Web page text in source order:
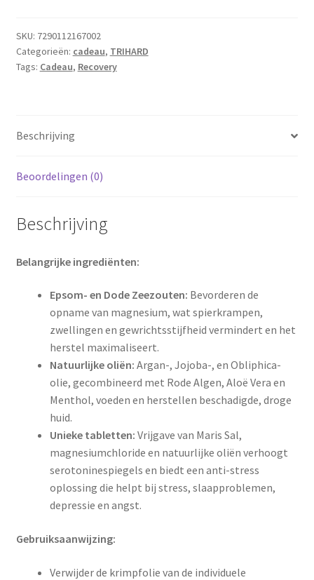
SKU: 7290112167002
Categorieën: cadeau, TRIHARD
Tags: Cadeau, Recovery
Beschrijving
Beoordelingen (0)
Beschrijving
Belangrijke ingrediënten:
Epsom- en Dode Zeezouten: Bevorderen de
opname van magnesium, wat spierkrampen,
zwellingen en gewrichtsstijfheid vermindert en het
herstel maximaliseert.
Natuurlijke oliën: Argan-, Jojoba-, en Obliphica-
olie, gecombineerd met Rode Algen, Aloë Vera en
Menthol, voeden en herstellen beschadigde, droge
huid.
Unieke tabletten: Vrijgave van Maris Sal,
magnesiumchloride en natuurlijke oliën verhoogt
serotoninespiegels en biedt een anti-stress
oplossing die helpt bij stress, slaapproblemen,
depressie en angst.
Gebruiksaanwijzing:
Verwijder de krimpfolie van de individuele